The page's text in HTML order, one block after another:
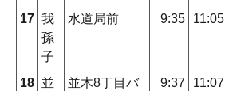
17 我
孫
子
水道局前 9:35 11:05
18 並
並木8丁目バ
9:37 11:07